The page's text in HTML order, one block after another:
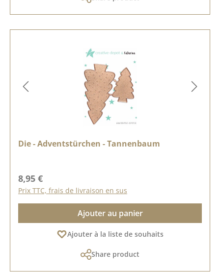
Die - Adventstürchen - Tannenbaum
Prix régulier :
8,95 €
Prix TTC, frais de livraison en sus
Ajouter au panier
Ajouter à la liste de souhaits
Share product